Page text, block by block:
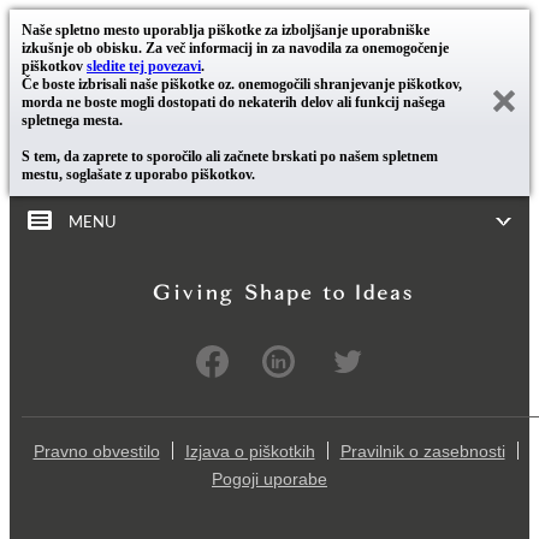
Naše spletno mesto uporablja piškotke za izboljšanje uporabniške
izkušnje ob obisku. Za več informacij in za navodila za onemogočenje
piškotkov sledite tej povezavi.
Če boste izbrisali naše piškotke oz. onemogočili shranjevanje piškotkov,
morda ne boste mogli dostopati do nekaterih delov ali funkcij našega
spletnega mesta.
S tem, da zaprete to sporočilo ali začnete brskati po našem spletnem
mestu, soglašate z uporabo piškotkov.
MENU
Pravno obvestilo Izjava o piškotkih
Pravilnik o zasebnosti
Pogoji uporabe